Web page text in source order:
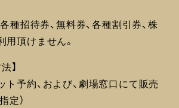
招待券、無料券、各種割引券、株
頂けません。
】
予約、および、劇場窓口にて販売
定）